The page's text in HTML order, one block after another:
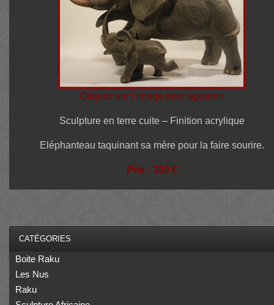
Cliquez sur l’image pour agrandir
Sculpture en terre cuite – Finition acrylique
Eléphanteau taquinant sa mère pour la faire sourire.
Prix : 350 €
CATÉGORIES
Boite Raku
Les Nus
Raku